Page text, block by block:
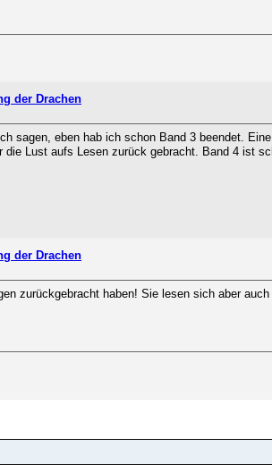
der Drachen
sagen, eben hab ich schon Band 3 beendet.
Lust aufs Lesen zurück gebracht. Band 4 ist
der Drachen
zurückgebracht haben! Sie lesen sich aber